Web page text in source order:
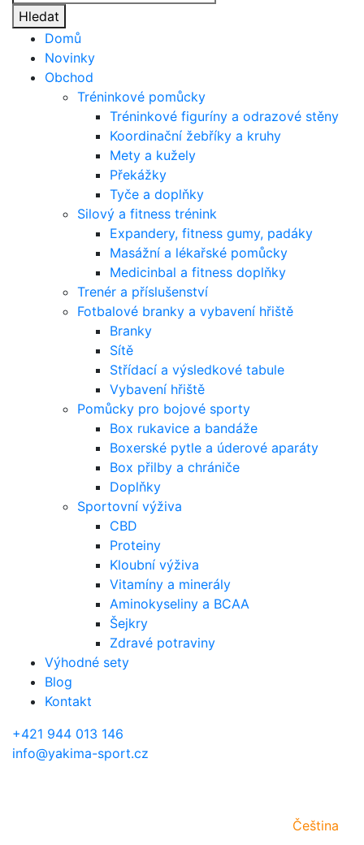
search
Hledat
Domů
Novinky
Obchod
Tréninkové pomůcky
Tréninkové figuríny a odrazové stěny
Koordinační žebříky a kruhy
Mety a kužely
Překážky
Tyče a doplňky
Silový a fitness trénink
Expandery, fitness gumy, padáky
Masážní a lékařské pomůcky
Medicinbal a fitness doplňky
Trenér a příslušenství
Fotbalové branky a vybavení hřiště
Branky
Sítě
Střídací a výsledkové tabule
Vybavení hřiště
Pomůcky pro bojové sporty
Box rukavice a bandáže
Boxerské pytle a úderové aparáty
Box přilby a chrániče
Doplňky
Sportovní výživa
CBD
Proteiny
Kloubní výživa
Vitamíny a minerály
Aminokyseliny a BCAA
Šejkry
Zdravé potraviny
Výhodné sety
Blog
Kontakt
+421 944 013 146
info@yakima-sport.cz
Čeština